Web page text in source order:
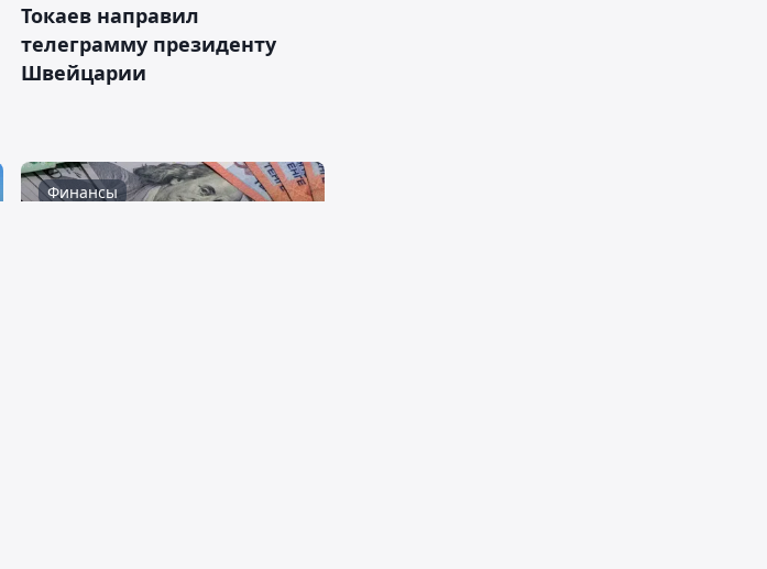
Токаев направил
телеграмму президенту
Швейцарии
Финансы